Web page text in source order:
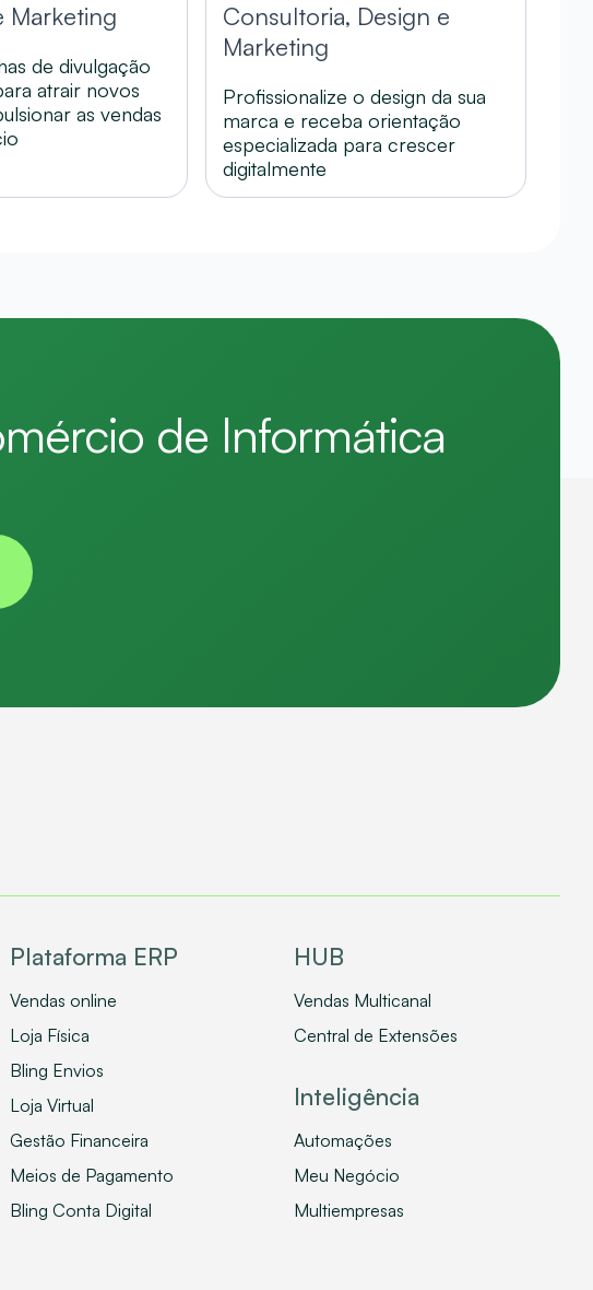
Marketing
de divulgação
atrair novos
as vendas
Consultoria, Design e
Marketing
Profissionalize o design da sua
marca e receba orientação
especializada para crescer
digitalmente
de Informática
Plataforma ERP
Vendas online
Loja Física
Bling Envios
Loja Virtual
Gestão Financeira
Meios de Pagamento
Bling Conta Digital
HUB
Vendas Multicanal
Central de Extensões
Inteligência
Automações
Meu Negócio
Multiempresas